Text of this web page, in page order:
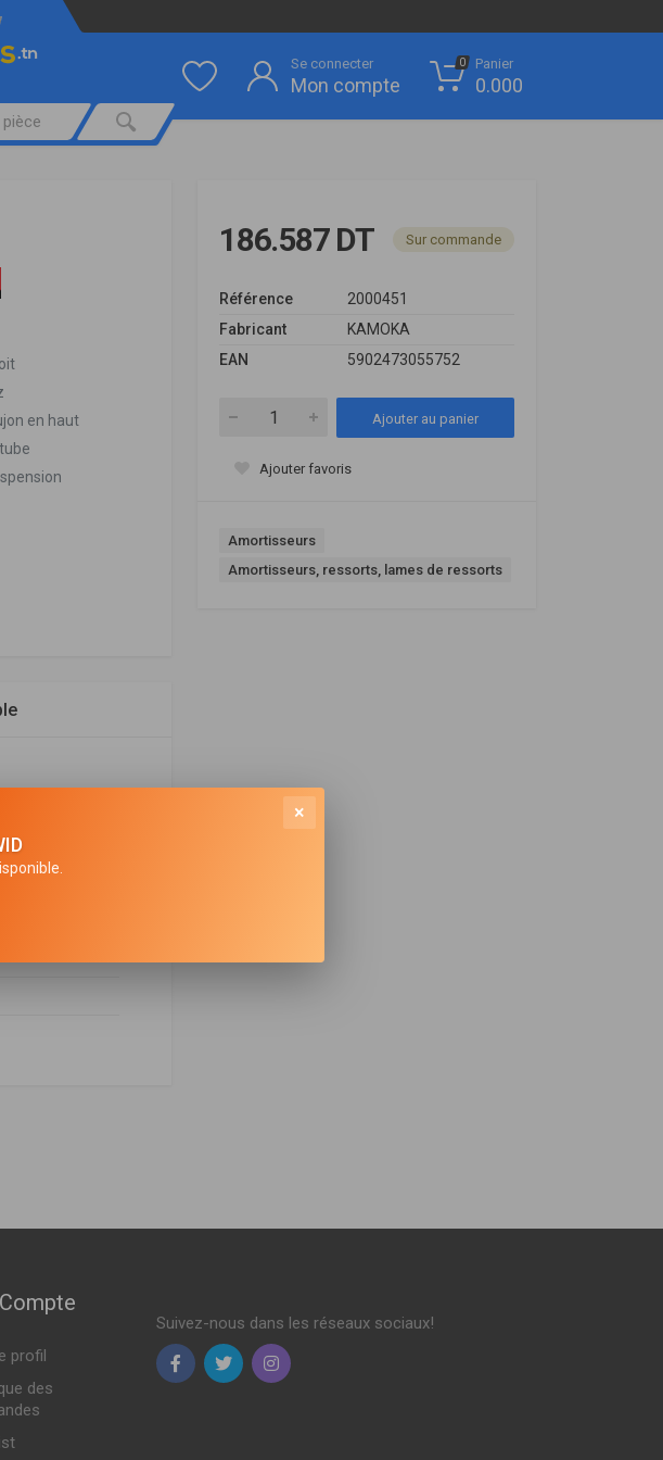
Se connecter
Mon compte
0 Panier
0.000
en haut
186.587 DT Sur commande
Référence
2000451
Fabricant
KAMOKA
EAN
5902473055752
Ajouter au panier
Ajouter favoris
Amortisseurs
Amortisseurs, ressorts, lames de ressorts
profil
des
Suivez-nous dans les réseaux sociaux!
×